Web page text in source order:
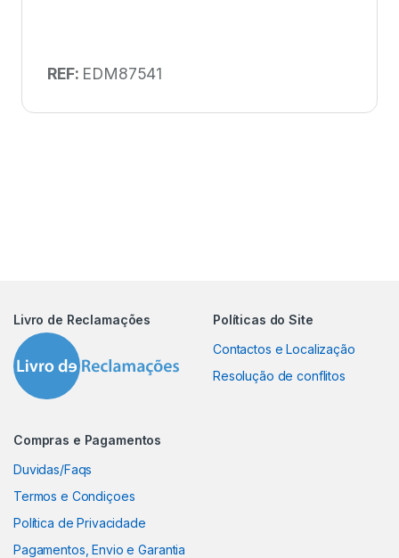
REF: EDM87541
Livro de Reclamações
Políticas do Site
Contactos e Localização
Resolução de conflitos
Compras e Pagamentos
Duvidas/Faqs
Termos e Condiçoes
Política de Privacidade
Pagamentos, Envio e Garantia